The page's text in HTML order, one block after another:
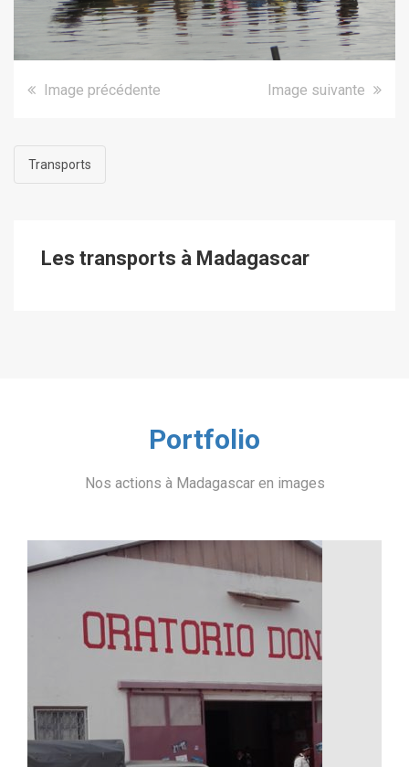
Image précédente Image suivante
Transports
Les transports à Madagascar
Portfolio
Nos actions à Madagascar en images